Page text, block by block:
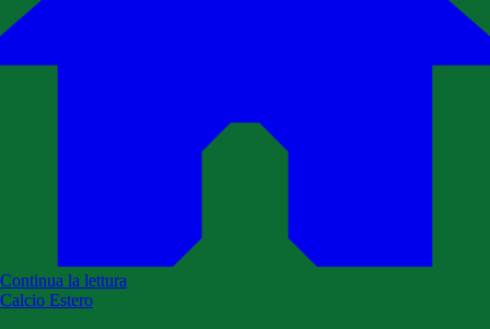
Continua la lettura
Calcio Estero